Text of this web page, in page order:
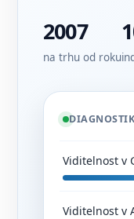
2007
na trhu od roku
Viditelnost v
Viditelnost v